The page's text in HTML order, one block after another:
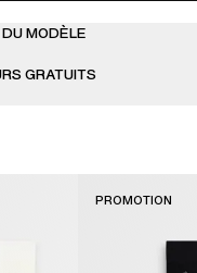
MODÈLE
GRATUITS
PROMOTION